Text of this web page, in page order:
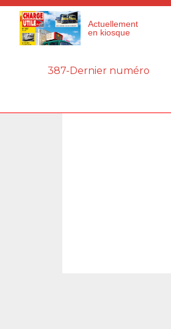
Actuellement
en kiosque
387-Dernier numéro
Panneau de gestion des cookies